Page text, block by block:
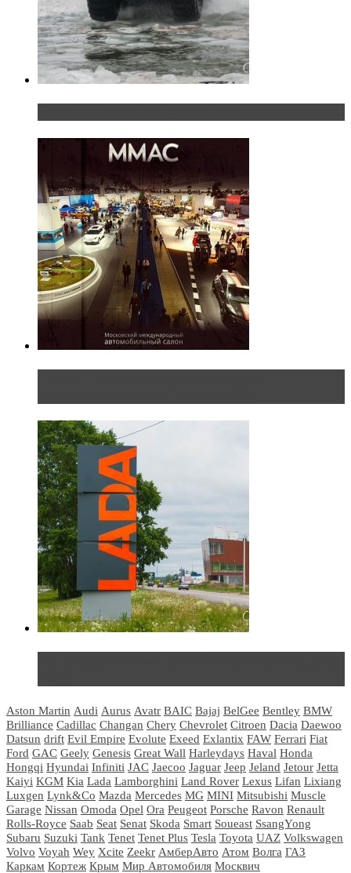
Aston Martin Audi Aurus Avatr BAIC Bajaj BelGee Bentley BMW
Brilliance Cadillac Changan Chery Chevrolet Citroen Dacia Daewoo
Datsun drift Evil Empire Evolute Exeed Exlantix FAW Ferrari Fiat
Ford GAC Geely Genesis Great Wall Harleydays Haval Honda
Hongqi Hyundai Infiniti JAC Jaecoo Jaguar Jeep Jeland Jetour Jetta
Kaiyi KGM Kia Lada Lamborghini Land Rover Lexus Lifan Lixiang
Luxgen Lynk&Co Mazda Mercedes MG MINI Mitsubishi Muscle
Garage Nissan Omoda Opel Ora Peugeot Porsche Ravon Renault
Rolls-Royce Saab Seat Senat Skoda Smart Soueast SsangYong
Subaru Suzuki Tank Tenet Tenet Plus Tesla Toyota UAZ Volkswagen
Volvo Voyah Wey Xcite Zeekr АмберАвто Атом Волга ГАЗ
Каркам Кортеж Крым Мир Автомобиля Москвич